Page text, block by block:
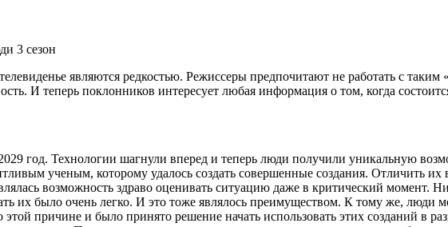
3 сезон
являются редкостью. Режиссеры предпочитают не работать с
И теперь поклонников интересует любая информация о том, когда
год. Технологии шагнули вперед и теперь люди получили уникальную
ученым, которому удалось создать совершенные создания. Отличить
возможность здраво оценивать ситуацию даже в критический момент.
их было очень легко. И это тоже являлось преимуществом. К тому же, люди
причине и было принято решение начать использовать этих созданий в